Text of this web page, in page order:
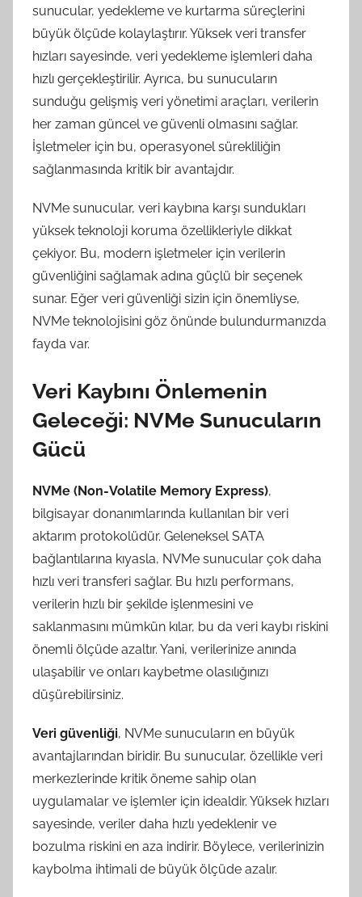
sunucular, yedekleme ve kurtarma süreçlerini
büyük ölçüde kolaylaştırır. Yüksek veri transfer
hızları sayesinde, veri yedekleme işlemleri daha
hızlı gerçekleştirilir. Ayrıca, bu sunucuların
sunduğu gelişmiş veri yönetimi araçları, verilerin
her zaman güncel ve güvenli olmasını sağlar.
İşletmeler için bu, operasyonel sürekliliğin
sağlanmasında kritik bir avantajdır.
NVMe sunucular, veri kaybına karşı sundukları
yüksek teknoloji koruma özellikleriyle dikkat
çekiyor. Bu, modern işletmeler için verilerin
güvenliğini sağlamak adına güçlü bir seçenek
sunar. Eğer veri güvenliği sizin için önemliyse,
NVMe teknolojisini göz önünde bulundurmanızda
fayda var.
Veri Kaybını Önlemenin
Geleceği: NVMe Sunucuların
Gücü
NVMe (Non-Volatile Memory Express),
bilgisayar donanımlarında kullanılan bir veri
aktarım protokolüdür. Geleneksel SATA
bağlantılarına kıyasla, NVMe sunucular çok daha
hızlı veri transferi sağlar. Bu hızlı performans,
verilerin hızlı bir şekilde işlenmesini ve
saklanmasını mümkün kılar, bu da veri kaybı riskini
önemli ölçüde azaltır. Yani, verilerinize anında
ulaşabilir ve onları kaybetme olasılığınızı
düşürebilirsiniz.
Veri güvenliği, NVMe sunucuların en büyük
avantajlarından biridir. Bu sunucular, özellikle veri
merkezlerinde kritik öneme sahip olan
uygulamalar ve işlemler için idealdir. Yüksek hızları
sayesinde, veriler daha hızlı yedeklenir ve
bozulma riskini en aza indirir. Böylece, verilerinizin
kaybolma ihtimali de büyük ölçüde azalır.